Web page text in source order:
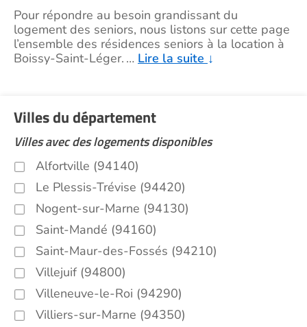
Pour répondre au besoin grandissant du
logement des seniors, nous listons sur cette page
l’ensemble des résidences seniors à la location à
Boissy-Saint-Léger. … Lire la suite ↓
Villes du département
Villes avec des logements disponibles
Alfortville (94140)
Le Plessis-Trévise (94420)
Nogent-sur-Marne (94130)
Saint-Mandé (94160)
Saint-Maur-des-Fossés (94210)
Villejuif (94800)
Villeneuve-le-Roi (94290)
Villiers-sur-Marne (94350)